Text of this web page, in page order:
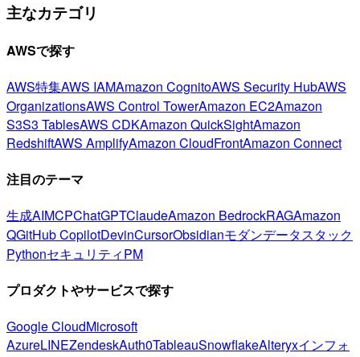
主なカテゴリ
AWSで探す
AWS特集AWS IAMAmazon CognitoAWS Security HubAWS
OrganizationsAWS Control TowerAmazon EC2Amazon
S3S3 TablesAWS CDKAmazon QuickSightAmazon
RedshiftAWS AmplifyAmazon CloudFrontAmazon Connect
注目のテーマ
生成AIMCPChatGPTClaudeAmazon BedrockRAGAmazon
QGitHub CopilotDevinCursorObsidianモダンデータスタック
PythonセキュリティPM
プロダクトやサービスで探す
Google CloudMicrosoft
AzureLINEZendeskAuth0TableauSnowflakeAlteryxインフォ